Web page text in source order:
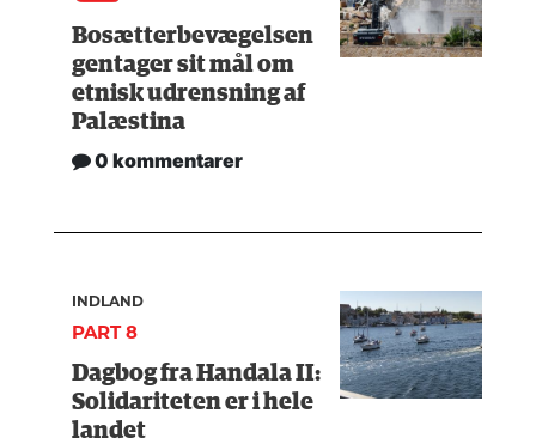
Bosætterbevægelsen
gentager sit mål om
etnisk udrensning af
Palæstina
0 kommentarer
INDLAND
PART 8
Dagbog fra Handala II:
Solidariteten er i hele
landet